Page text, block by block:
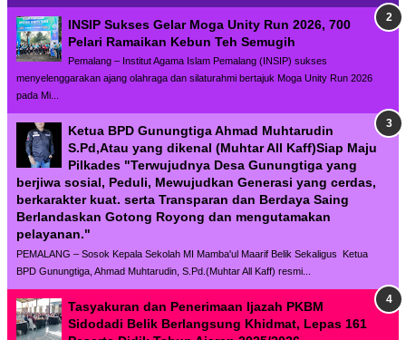
INSIP Sukses Gelar Moga Unity Run 2026, 700
Pelari Ramaikan Kebun Teh Semugih
Pemalang – Institut Agama Islam Pemalang (INSIP) sukses
menyelenggarakan ajang olahraga dan silaturahmi bertajuk Moga Unity Run 2026
pada Mi...
Ketua BPD Gunungtiga Ahmad Muhtarudin
S.Pd,Atau yang dikenal (Muhtar All Kaff)Siap Maju
Pilkades "Terwujudnya Desa Gunungtiga yang
berjiwa sosial, Peduli, Mewujudkan Generasi yang cerdas,
berkarakter kuat. serta Transparan dan Berdaya Saing
Berlandaskan Gotong Royong dan mengutamakan
pelayanan."
PEMALANG – Sosok Kepala Sekolah MI Mamba'ul Maarif Belik Sekaligus Ketua
BPD Gunungtiga, Ahmad Muhtarudin, S.Pd.(Muhtar All Kaff) resmi...
Tasyakuran dan Penerimaan Ijazah PKBM
Sidodadi Belik Berlangsung Khidmat, Lepas 161